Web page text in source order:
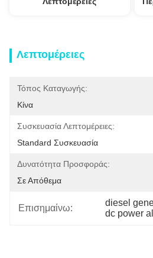
Λεπτομέρειες
Τόπος Καταγωγής:
Κίνα
Συσκευασία Λεπτομέρειες:
Standard Συσκευασία
Δυνατότητα Προσφοράς:
Σε Απόθεμα
Επισημαίνω:
diesel
dc power